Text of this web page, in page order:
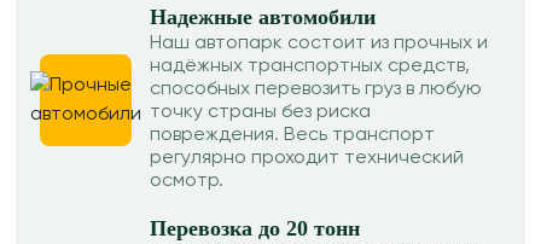
Надежные автомобили
Наш автопарк состоит из прочных и
надёжных транспортных средств,
способных перевозить груз в любую
точку страны без риска
повреждения. Весь транспорт
регулярно проходит технический
осмотр.
Перевозка до 20 тонн